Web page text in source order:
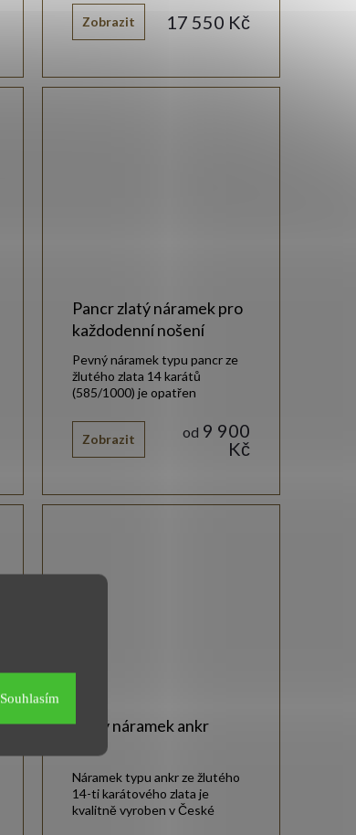
Souhlasím
17 550 Kč
Zobrazit
Pancr zlatý náramek pro
každodenní nošení
od 9 900
Kč
Zobrazit
Pevný náramek typu pancr ze
žlutého zlata 14 karátů
(585/1000) je opatřen
Zlatý náramek ankr
Náramek typu ankr ze žlutého
14-ti karátového zlata je
kvalitně vyroben v České